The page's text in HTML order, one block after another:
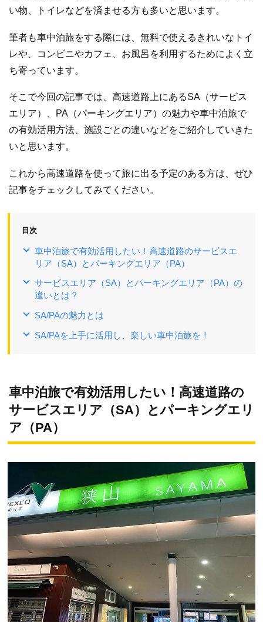
い物、トイレなどを済ませる方も多いと思います。
筆者も車中泊旅をする際には、無料で使えるきれいなトイ
レや、コンビニやカフェ、お風呂を利用するためによく立
ち寄っています。
そこで今回の記事では、高速道路上にあるSA（サービス
エリア）、PA（パーキングエリア）の魅力や車中泊旅で
の有効活用方法、施設ごとの違いなどをご紹介していきた
いと思います。
これから高速道路を使って旅に出る予定のある方は、ぜひ
記事をチェックしてみてください。
目次
車中泊旅で有効活用したい！高速道路のサービスエ
リア（SA）とパーキングエリア（PA）
サービスエリア（SA）とパーキングエリア（PA）の
違いとは？
SA/PAの魅力とは
SA/PAを上手に活用し、楽しい車中泊旅を！
車中泊旅で有効活用したい！高速道路の
サービスエリア（SA）とパーキングエリ
ア（PA）